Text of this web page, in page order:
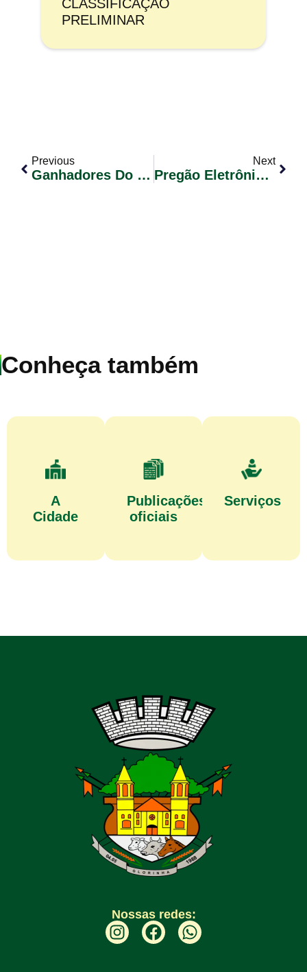
CLASSIFICAÇÃO
PRELIMINAR
Previous
Ganhadores Do Sorteio Da Nota Fiscal Premiada De Janeiro De 2018
Next
Pregão Eletrônico Nº 006/2018 – RP – Com Cota De 25% Exclusiva Para ME/EPP
Conheça também
A
Cidade
Publicações
oficiais
Serviços
Nossas redes: